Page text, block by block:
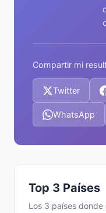
Compartir mi
Twitter
WhatsApp
Top 3 Países
Los 3 países